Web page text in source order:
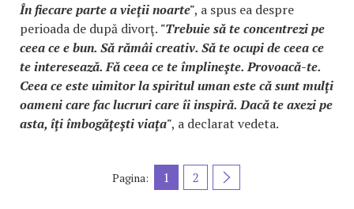
În fiecare parte a vieţii noarte", a spus ea despre
perioada de după divorţ. "Trebuie să te concentrezi pe
ceea ce e bun. Să rămâi creativ. Să te ocupi de ceea ce
te interesează. Fă ceea ce te împlineşte. Provoacă-te.
Ceea ce este uimitor la spiritul uman este că sunt mulţi
oameni care fac lucruri care îi inspiră. Dacă te axezi pe
asta, îţi îmbogăţeşti viaţa", a declarat vedeta.
Pagina: 1 2